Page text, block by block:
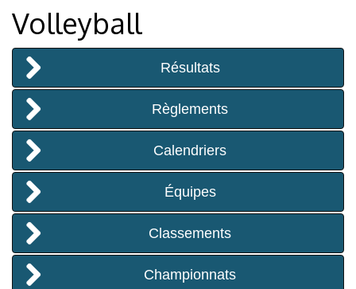
n
a
v
i
g
Volleyball
Résultats
Règlements
Calendriers
Équipes
Classements
Championnats